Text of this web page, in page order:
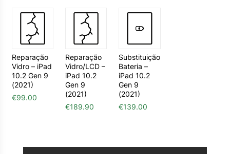
Reparação
Vidro – iPad
10.2 Gen 9
(2021)
€99.00
Reparação
Vidro/LCD –
iPad 10.2
Gen 9
(2021)
€189.90
Substituição
Bateria –
iPad 10.2
Gen 9
(2021)
€139.00